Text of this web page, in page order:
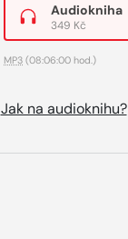
Audiokniha
349 Kč
MP3 (08:06:00 hod.)
Jak na audioknihu?